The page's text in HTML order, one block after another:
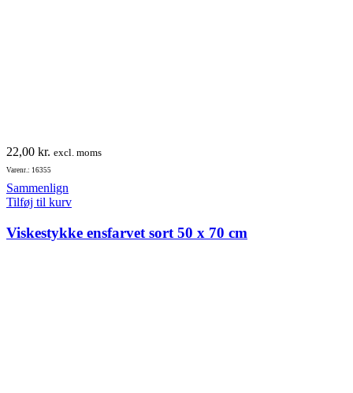
22,00 kr. excl. moms
Varenr.: 16355
Sammenlign
Tilføj til kurv
Viskestykke ensfarvet sort 50 x 70 cm